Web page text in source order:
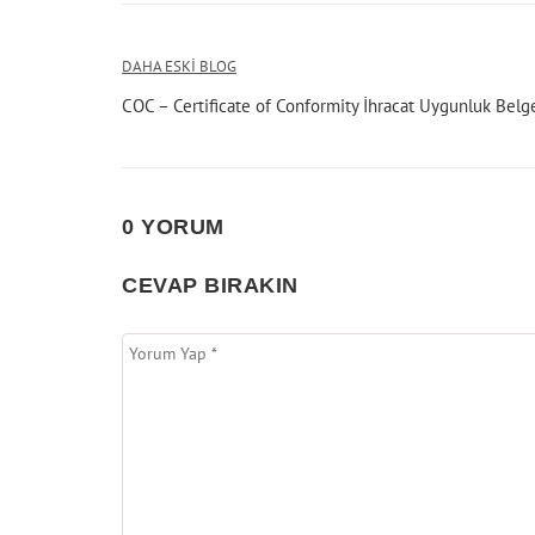
Yazı
gezinmesi
DAHA ESKI BLOG
COC – Certificate of Conformity İhracat Uygunluk
0 YORUM
CEVAP BIRAKIN